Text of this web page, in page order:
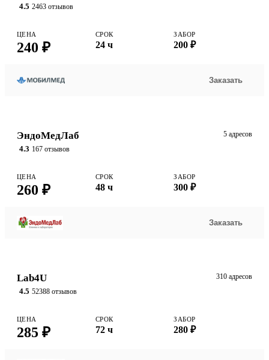
4.5 2463 отзывов
ЦЕНА
240 ₽
СРОК
24 ч
ЗАБОР
200 ₽
Заказать
ЭндоМедЛаб
4.3 167 отзывов
5 адресов
ЦЕНА
260 ₽
СРОК
48 ч
ЗАБОР
300 ₽
Заказать
Lab4U
4.5 52388 отзывов
310 адресов
ЦЕНА
285 ₽
СРОК
72 ч
ЗАБОР
280 ₽